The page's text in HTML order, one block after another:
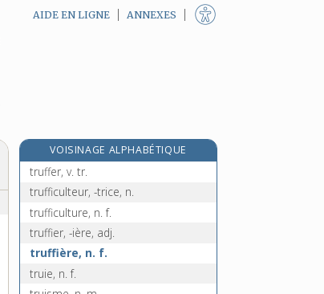
AIDE EN LIGNE ANNEXES
VOISINAGE ALPHABÉTIQUE
truffe, n. f.
truffer, v. tr.
trufficulteur, -trice, n.
trufficulture, n. f.
truffier, -ière, adj.
truffière, n. f.
truie, n. f.